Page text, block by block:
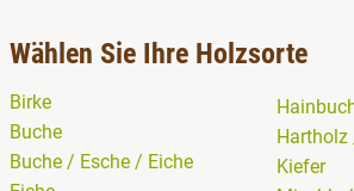
Wählen Sie Ihre Holzsorte
Birke
Buche
Buche / Esche / Eiche
Kiefer